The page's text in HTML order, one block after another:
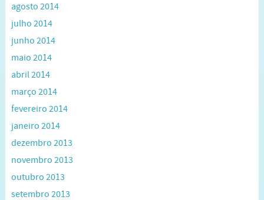
agosto 2014
julho 2014
junho 2014
maio 2014
abril 2014
março 2014
fevereiro 2014
janeiro 2014
dezembro 2013
novembro 2013
outubro 2013
setembro 2013